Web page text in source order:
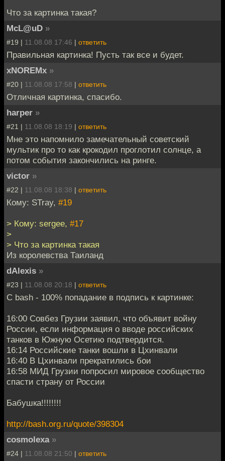
Что за картинка такая?
McL@uD »
#19 | 11.08.08 17:46 | ответить
Правильная картинка! Пусть так все и будет.
xNOREMx »
#20 | 11.08.08 17:58 | ответить
Отличная картинка, спасибо.
harper »
#21 | 11.08.08 18:19 | ответить
Мне это напомнило замечательный советский
мультик про то как крокодил проглотил солнце, а
потом события закончились на ринге.
victor »
#22 | 11.08.08 18:38 | ответить
Кому: STray, #19
> Кому: sergee, #17
>
> Что за картинка такая
Из королевства Таиланд
dAlexis »
#23 | 11.08.08 20:18 | ответить
C bash - 100% попадание в подпись к картинке:
16:00 Совбез Грузии заявил, что объявит войну
России, если информация о вводе российских
танков в Южную Осетию подтвердится.
16:14 Российские танки вошли в Цхинвали
16:40 В Цхинвали прекратились бои
16:58 МИД Грузии попросил мировое сообщество
спасти страну от России
Бабушка!!!!!!!!
http://bash.org.ru/quote/398304
cosmolexa »
#24 | 11.08.08 21:50 | ответить